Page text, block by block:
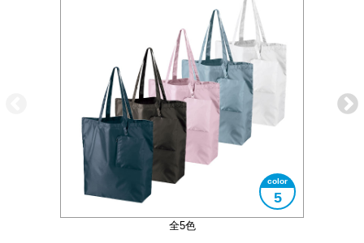
全5色
5
A3サイズ対応
大きさイメージ
コンパクトにまとめることができます
付属のポーチにまとめて収納することができます
使用イメージ